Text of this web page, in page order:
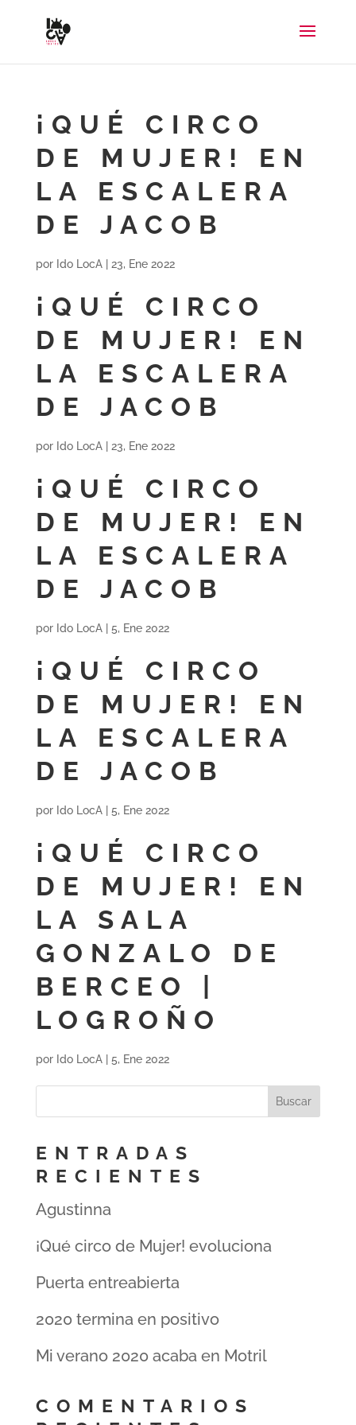
¡QUÉ CIRCO
DE MUJER! EN
LA ESCALERA
DE JACOB
por Ido LocA| 23, Ene 2022
¡QUÉ CIRCO
DE MUJER! EN
LA ESCALERA
DE JACOB
por Ido LocA| 23, Ene 2022
¡QUÉ CIRCO
DE MUJER! EN
LA ESCALERA
DE JACOB
por Ido LocA| 5, Ene 2022
¡QUÉ CIRCO
DE MUJER! EN
LA ESCALERA
DE JACOB
por Ido LocA| 5, Ene 2022
¡QUÉ CIRCO
DE MUJER! EN
LA SALA
GONZALO DE
BERCEO |
LOGROÑO
por Ido LocA| 5, Ene 2022
ENTRADAS
RECIENTES
Agustinna
¡Qué circo de Mujer! evoluciona
Puerta entreabierta
2020 termina en positivo
Mi verano 2020 acaba en Motril
COMENTARIOS